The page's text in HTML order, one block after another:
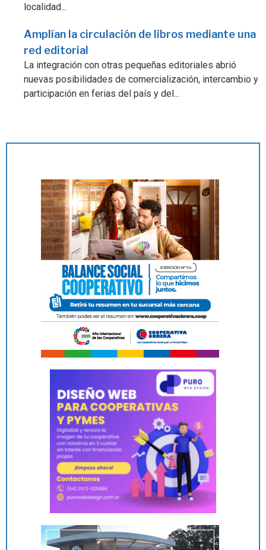
localidad...
Amplían la circulación de libros mediante una
red editorial
La integración con otras pequeñas editoriales abrió
nuevas posibilidades de comercialización, intercambio y
participación en ferias del país y del...